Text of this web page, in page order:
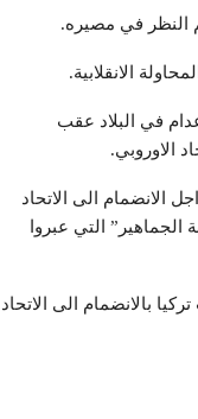
النظر في مصيره.
الانقلابية.
في البلاد عقب
الاوروبي.
التي اتخذتها من اجل الانضمام الى الاتحاد
التي عبروا
بالانضمام الى الاتحاد